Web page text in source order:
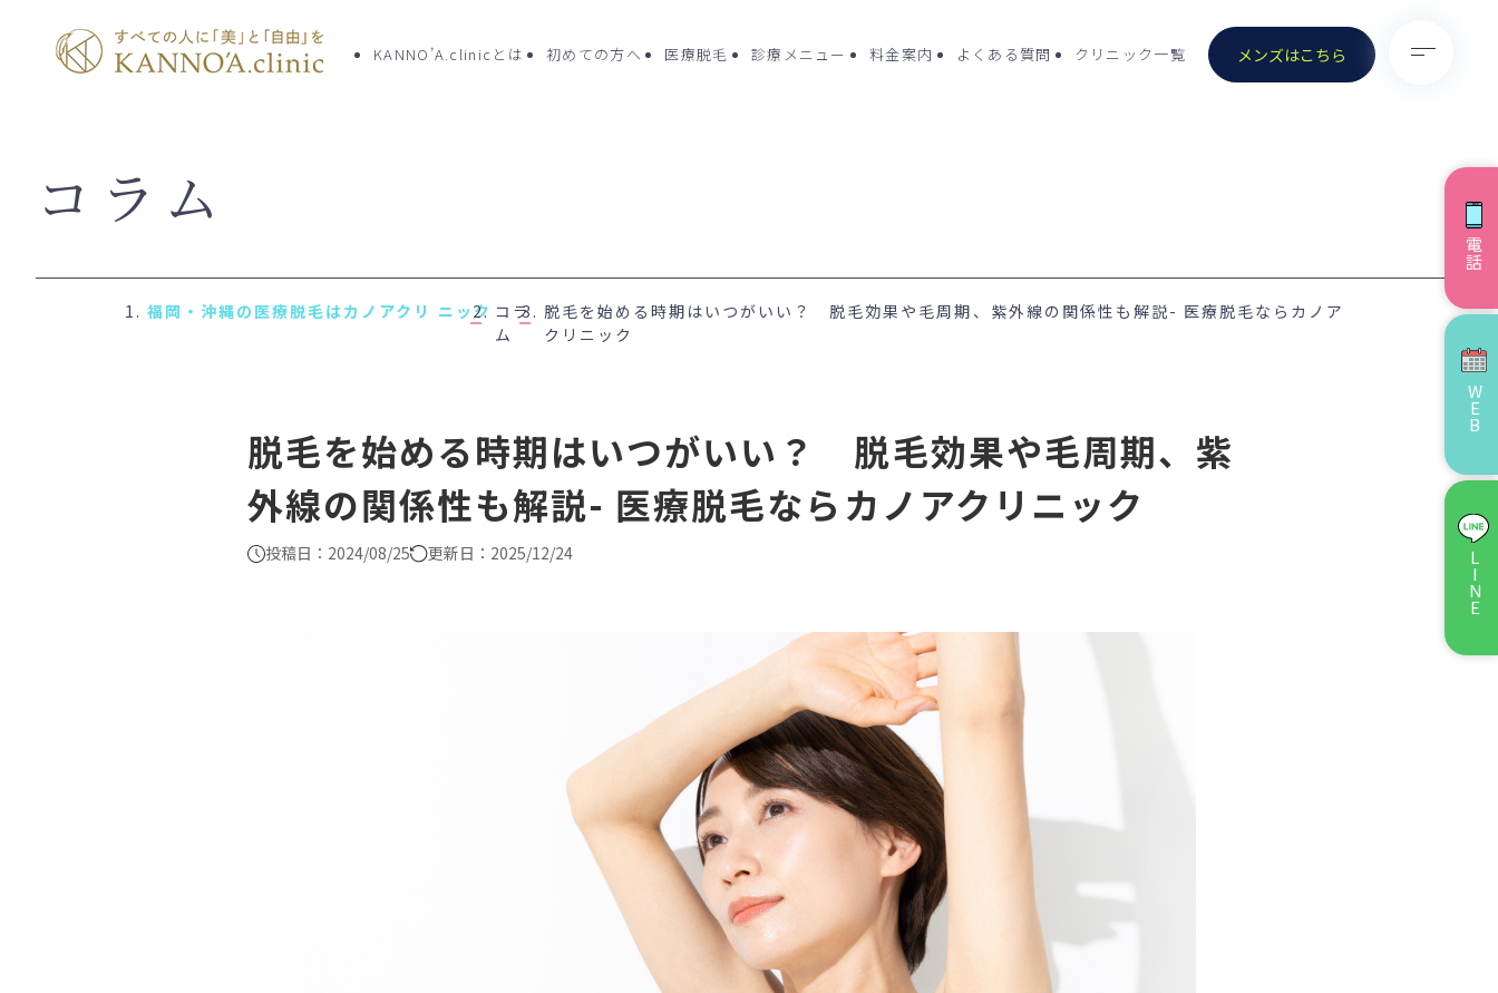
KANNO’A.clinicとは 初めての方へ 医療脱毛 診療メニュー 料金案内 よくある質問 クリニック一覧 メンズはこちら
KANNO’A.clinicとは お知らせ
初めての方へ
コラム
お問い合わせ
- 医療脱毛（女性）
- 医療脱毛（男性）
- ポテンツァ - ノーリス(IPL)
- 刺青(タトゥー）除去 - VISIA
- CO2（炭酸ガス）レーザー - ジュベルック(Juvelook)
- レーザーフェイシャル・
レーザーシャワー
- 他院抜糸・ホッチキス除去
24時間受付
WEB予約
メール
お問い合わせ
電話
WEB
LINE
コラム
コラ
ム
脱毛を始める時期はいつがいい？ 脱毛効果や毛周期、紫外線の関係性も解説- 医療脱毛ならカノア
クリニック
脱毛を始める時期はいつがいい？ 脱毛効果や毛周期、紫
外線の関係性も解説- 医療脱毛ならカノアクリニック
投稿日：2024/08/25 更新日：2025/12/24